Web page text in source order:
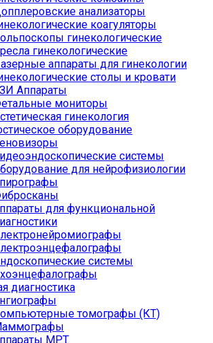
анализаторы
коагуляторы
гинекологические
гинекологические
аппараты для гинекологии
столы и кровати
Аппараты
мониторы
гинекология
оборудование
системы
для нейрофизиологии
для функциональной
системы
диагностика
томографы (КТ)
МРТ